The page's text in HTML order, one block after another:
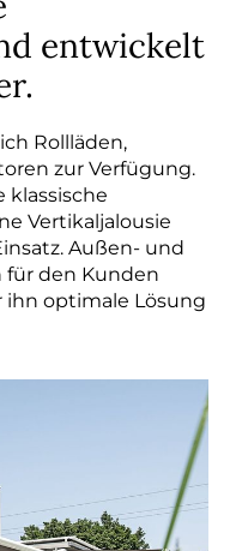
entwickelt
Rollläden,
zur Verfügung.
Vertikaljalousie
Außen- und
den Kunden
optimale Lösung